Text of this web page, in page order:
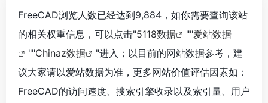
FreeCAD浏览人数已经达到9,884，如你需要查询该站
的相关权重信息，可以点击"5118数据 ""爱站数据
""Chinaz数据
"进入；以目前的网站数据参考，建
议大家请以爱站数据为准，更多网站价值评估因素如：
FreeCAD的访问速度、搜索引擎收录以及索引量、用户